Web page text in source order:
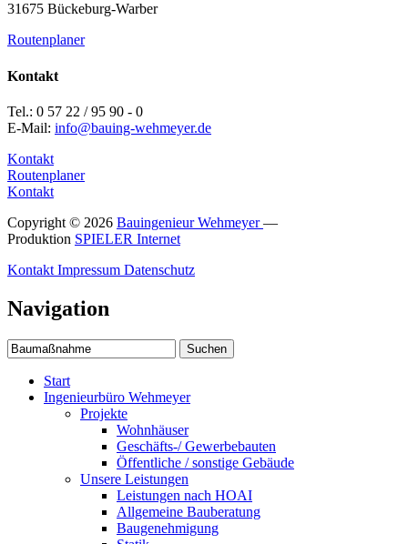
31675 Bückeburg-Warber
Routenplaner
Kontakt
Tel.: 0 57 22 / 95 90 - 0
E-Mail: info@bauing-wehmeyer.de
Kontakt
Routenplaner
Kontakt
Copyright © 2026 Bauingenieur Wehmeyer—
Produktion SPIELER Internet
Kontakt Impressum Datenschutz
Navigation
Suchen
Start
Ingenieurbüro Wehmeyer
Projekte
Wohnhäuser
Geschäfts-/ Gewerbebauten
Öffentliche / sonstige Gebäude
Unsere Leistungen
Leistungen nach HOAI
Allgemeine Bauberatung
Baugenehmigung